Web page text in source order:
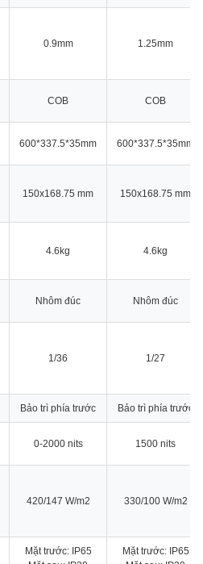
0.9mm 1.25mm
COB COB
600*337.5*35mm 600*337.5*35mm
150x168.75 mm 150x168.75 mm
4.6kg 4.6kg
Nhôm đúc Nhôm đúc
1/36 1/27
Bảo trì phía trước Bảo trì phía trước
0-2000 nits 1500 nits
420/147 W/m2 330/100 W/m2
Mặt trước: IP65
Mặt trước: IP65